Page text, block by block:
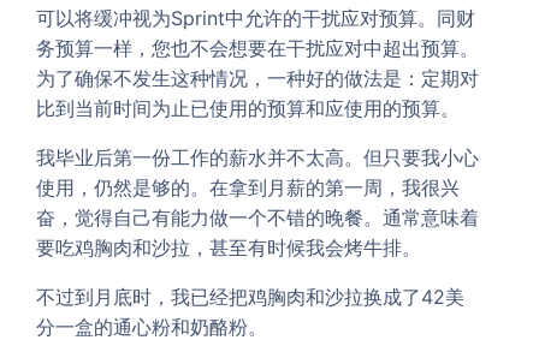
可以将缓冲视为Sprint中允许的干扰应对预算。同财
务预算一样，您也不会想要在干扰应对中超出预算。
为了确保不发生这种情况，一种好的做法是：定期对
比到当前时间为止已使用的预算和应使用的预算。
我毕业后第一份工作的薪水并不太高。但只要我小心
使用，仍然是够的。在拿到月薪的第一周，我很兴
奋，觉得自己有能力做一个不错的晚餐。通常意味着
要吃鸡胸肉和沙拉，甚至有时候我会烤牛排。
不过到月底时，我已经把鸡胸肉和沙拉换成了42美
分一盒的通心粉和奶酪粉。